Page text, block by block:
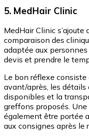
5. MedHair Clinic
MedHair Clinic
comparaison des
adaptée aux
devis et prendre le
Le bon réflexe
avant/après, les détails
disponibles et la
greffons proposés.
également être portée
aux consignes après le